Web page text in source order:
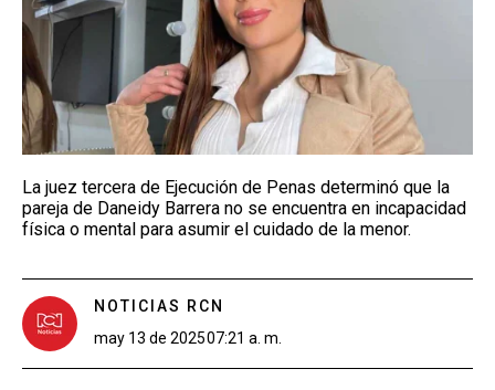
La juez tercera de Ejecución de Penas determinó que la
pareja de Daneidy Barrera no se encuentra en incapacidad
física o mental para asumir el cuidado de la menor.
NOTICIAS RCN
may 13 de 202507:21 a. m.